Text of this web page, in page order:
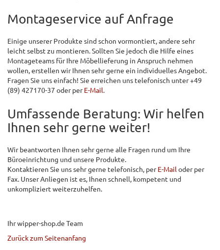
Montageservice auf Anfrage
Einige unserer Produkte sind schon vormontiert, andere sehr
leicht selbst zu montieren. Sollten Sie jedoch die Hilfe eines
Montageteams für Ihre Möbellieferung in Anspruch nehmen
wollen, erstellen wir Ihnen sehr gerne ein individuelles Angebot.
Fragen Sie uns einfach! Sie erreichen uns telefonisch unter +49
(89) 427170-37 oder perE-Mail.
Umfassende Beratung: Wir helfen
Ihnen sehr gerne weiter!
Wir beantworten Ihnen sehr gerne alle Fragen rund um Ihre
Büroeinrichtung und unsere Produkte.
Kontaktieren Sie uns sehr gerne telefonisch, perE-Mail oder per
Fax. Unser Anliegen ist es, Ihnen schnell, kompetent und
unkompliziert weiterzuhelfen.
Ihr wipper-shop.de Team
Zurück zum Seitenanfang